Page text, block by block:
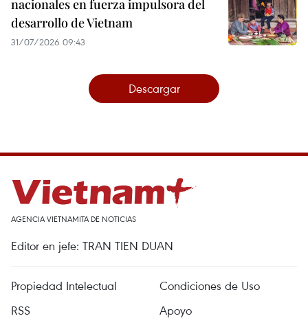
nacionales en fuerza impulsora del
desarrollo de Vietnam
31/07/2026 09:43
Descargar
AGENCIA VIETNAMITA DE NOTICIAS
Editor en jefe: TRAN TIEN DUAN
Propiedad Intelectual
Condiciones de Uso
RSS
Apoyo